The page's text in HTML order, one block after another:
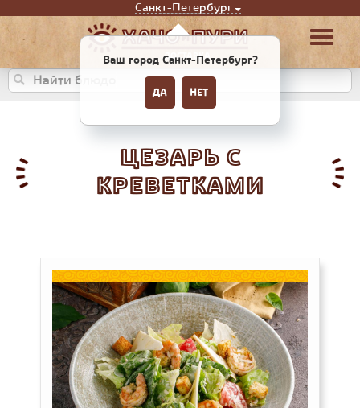
Санкт-Петербург
Ваш город Санкт-Петербург?
ДА НЕТ
ЦЕЗАРЬ С
КРЕВЕТКАМИ